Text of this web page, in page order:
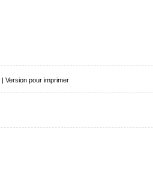
| Version pour imprimer